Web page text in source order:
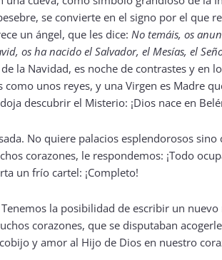
se convierte en el signo por el que
un ángel, que les dice: No temáis, os
os ha nacido el Salvador, el Mesías, el
la Navidad, es noche de contrastes y en
unos reyes, y una Virgen es Madre
descubrir el Misterio: ¡Dios nace en
No quiere palacios esplendorosos
corazones, le respondemos: ¡Todo
un frío cartel: ¡Completo!
la posibilidad de escribir un
corazones, que se disputaban
y amor al Hijo de Dios en nuestro